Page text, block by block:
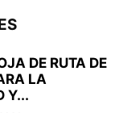
DE RUTA DE
LA
Y...